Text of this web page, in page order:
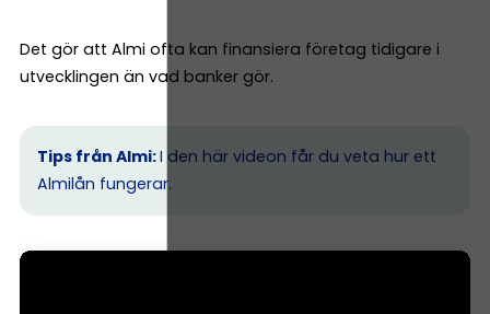
Det gör att Almi ofta kan finansiera företag tidigare i
utvecklingen än vad banker gör.
Tips från Almi:I den här videon får du veta hur ett
Almilån fungerar.